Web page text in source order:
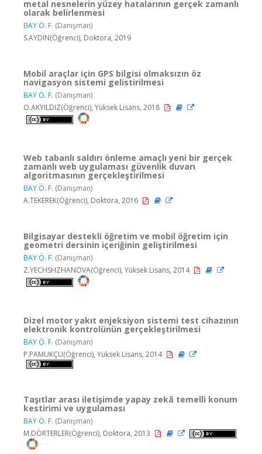
metal nesnelerin yüzey hatalarının gerçek zamanlı
olarak belirlenmesi
BAY Ö. F. (Danışman)
S.AYDIN(Öğrenci), Doktora, 2019
Mobil araçlar için GPS bilgisi olmaksızın öz
navigasyon sistemi gelistirilmesi
BAY Ö. F. (Danışman)
O.AKYILDIZ(Öğrenci), Yüksek Lisans, 2018
Web tabanlı saldırı önleme amaçlı yeni bir gerçek
zamanlı web uygulaması güvenlik duvarı
algoritmasının gerçekleştirilmesi
BAY Ö. F. (Danışman)
A.TEKEREK(Öğrenci), Doktora, 2016
Bilgisayar destekli öğretim ve mobil öğretim için
geometri dersinin içeriğinin geliştirilmesi
BAY Ö. F. (Danışman)
Z.YECHSHZHANOVA(Öğrenci), Yüksek Lisans, 2014
Dizel motor yakıt enjeksiyon sistemi test cihazının
elektronik kontrolünün gerçekleştirilmesi
BAY Ö. F. (Danışman)
P.PAMUKÇU(Öğrenci), Yüksek Lisans, 2014
Taşıtlar arası iletişimde yapay zekâ temelli konum
kestirimi ve uygulaması
BAY Ö. F. (Danışman)
M.DÖRTERLER(Öğrenci), Doktora, 2013